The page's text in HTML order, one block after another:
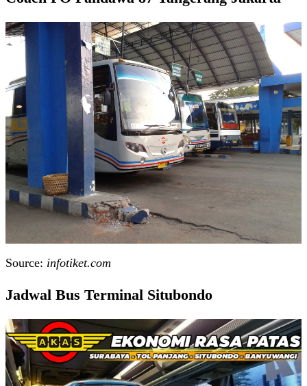
Source: infotiket.com
Jadwal Bus Terminal Situbondo